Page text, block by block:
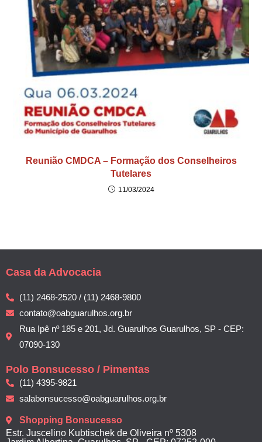
Reunião CMDCA – Formação dos Conselheiros
Tutelares
11/03/2024
Casa da Advocacia
(11) 2468-2520 / (11) 2468-9800
contato@oabguarulhos.org.br
Rua Ipê nº 185 e 201, Jd. Guarulhos Guarulhos, SP - CEP:
07090-130
Polo Bonsucesso / Pimentas
(11) 4395-9821
salabonsucesso@oabguarulhos.org.br
Shopping Bonsucesso
Estr. Juscelino Kubtischek de Oliveira nº 5308